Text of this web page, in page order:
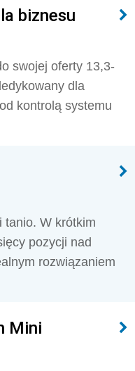
biznesu
swojej oferty 13,3-
dla
kontrolą systemu
tanio. W krótkim
pozycji nad
rozwiązaniem
Mini